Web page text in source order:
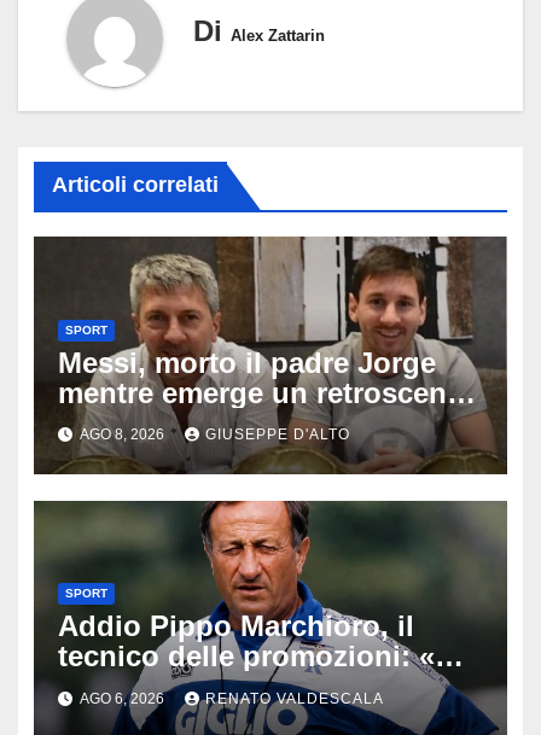
Di Alex Zattarin
Articoli correlati
SPORT
Messi, morto il padre Jorge
mentre emerge un retroscena
choc: le minacce di morte al
fuoriclasse durante i Mondiali
AGO 8, 2026 GIUSEPPE D'ALTO
SPORT
Addio Pippo Marchioro, il
tecnico delle promozioni: «Ha
scritto pagine indimenticabili
del nostro calcio»
AGO 6, 2026 RENATO VALDESCALA